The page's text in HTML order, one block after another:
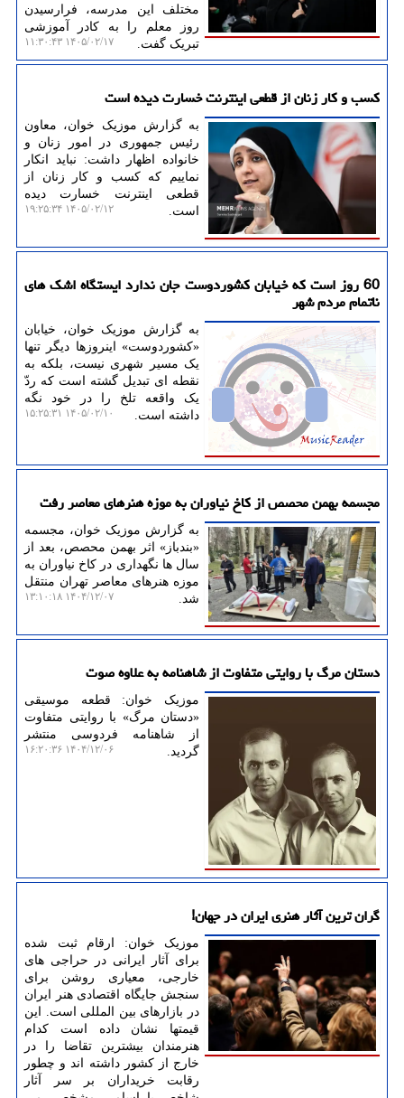
مختلف این مدرسه، فرارسیدن
روز معلم را به کادر آموزشی
تبریک گفت.
۱۴۰۵/۰۲/۱۷ ۱۱:۳۰:۴۳
کسب و کار زنان از قطعی اینترنت خسارت دیده است
به گزارش موزیک خوان، معاون
رئیس جمهوری در امور زنان و
خانواده اظهار داشت: نباید انکار
نماییم که کسب و کار زنان از
قطعی اینترنت خسارت دیده
است.
۱۴۰۵/۰۲/۱۲ ۱۹:۲۵:۳۴
60 روز است که خیابان کشوردوست جان ندارد ایستگاه اشک های
ناتمام مردم شهر
به گزارش موزیک خوان، خیابان
«کشوردوست» اینروزها دیگر تنها
یک مسیر شهری نیست، بلکه به
نقطه ای تبدیل گشته است که ردّ
یک واقعه تلخ را در خود نگه
داشته است.
۱۴۰۵/۰۲/۱۰ ۱۵:۲۵:۳۱
مجسمه بهمن محصص از کاخ نیاوران به موزه هنرهای معاصر رفت
به گزارش موزیک خوان، مجسمه
«بندباز» اثر بهمن محصص، بعد از
سال ها نگهداری در کاخ نیاوران به
موزه هنرهای معاصر تهران منتقل
شد.
۱۴۰۴/۱۲/۰۷ ۱۳:۱۰:۱۸
دستان مرگ با روایتی متفاوت از شاهنامه به علاوه صوت
موزیک خوان: قطعه موسیقی
«دستان مرگ» با روایتی متفاوت
از شاهنامه فردوسی منتشر
گردید.
۱۴۰۴/۱۲/۰۶ ۱۶:۲۰:۳۶
گران ترین آثار هنری ایران در جهان!
موزیک خوان: ارقام ثبت شده
برای آثار ایرانی در حراجی های
خارجی، معیاری روشن برای
سنجش جایگاه اقتصادی هنر ایران
در بازارهای بین المللی است. این
قیمتها نشان داده است کدام
هنرمندان بیشترین تقاضا را در
خارج از کشور داشته اند و چطور
رقابت خریداران بر سر آثار